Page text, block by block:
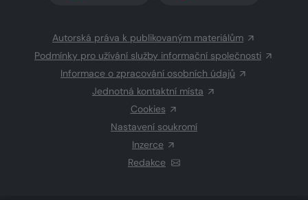
Autorská práva k publikovaným materiálům
Podmínky pro užívání služby informační společnosti
Informace o zpracování osobních údajů
Jednotná kontaktní místa
Cookies
Nastavení soukromí
Inzerce
Redakce